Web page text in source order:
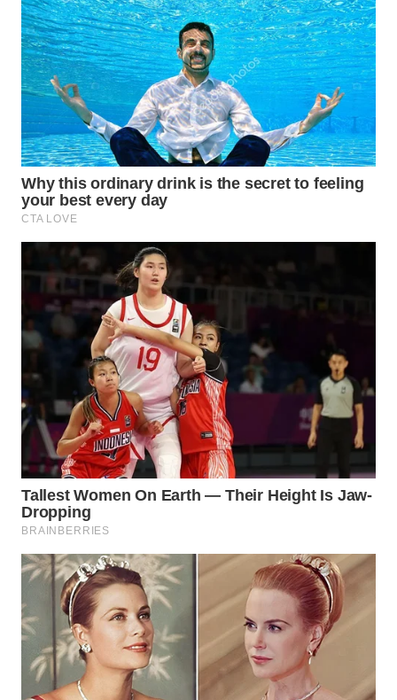
Media
Group
WAHANA
NEWS
WAHANA
TANI
WAHANA
ADVOKAT
WAHANA
INFRASTRUKTUR
WAHANA
KONSUMEN
WAHANA
LISTRIK
WAHANA
TRAVEL
WAHANA
TV
WAHANANEWS
ID
WAHANANEWS
CO ID